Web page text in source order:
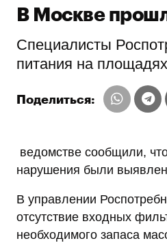
В Москве
Специалисты
питания на
Поделиться:
ведомстве сообщили,
нарушения были
В управлении
отсутствие входных
необходимого запаса